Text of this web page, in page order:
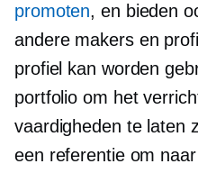
promoten, en bieden
andere makers en
profiel kan worden
portfolio om het
vaardigheden te laten
een referentie om